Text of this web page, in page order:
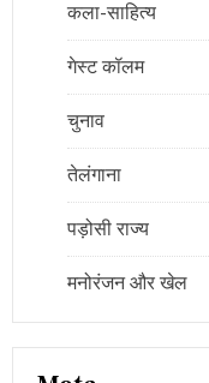
कला-साहित्य
गेस्ट कॉलम
चुनाव
तेलंगाना
पड़ोसी राज्य
मनोरंजन और खेल